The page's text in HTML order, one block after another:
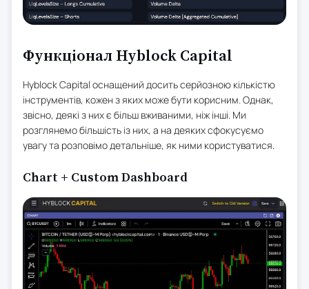
Функціонал Hyblock Capital
Hyblock Capital оснащений досить серйозною кількістю
інструментів, кожен з яких може бути корисним. Однак,
звісно, деякі з них є більш вживаними, ніж інші. Ми
розглянемо більшість із них, а на деяких сфокусуємо
увагу та розповімо детальніше, як ними користуватися.
Chart + Custom Dashboard